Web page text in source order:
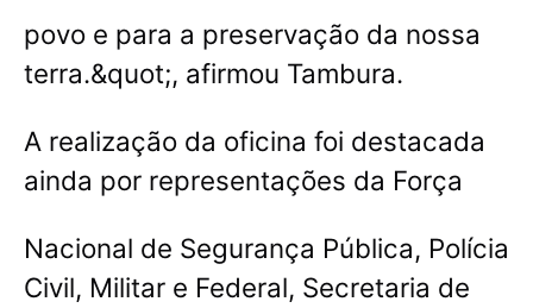
povo e para a preservação da nossa
terra.&quot;, afirmou Tambura.
A realização da oficina foi destacada
ainda por representações da Força
Nacional de Segurança Pública, Polícia
Civil, Militar e Federal, Secretaria de